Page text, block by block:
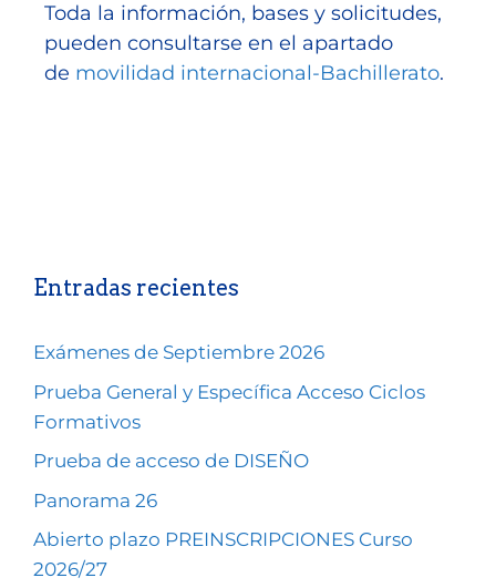
Toda la información, bases y solicitudes,
pueden consultarse en el apartado
de movilidad internacional-Bachillerato.
Entradas recientes
Exámenes de Septiembre 2026
Prueba General y Específica Acceso Ciclos
Formativos
Prueba de acceso de DISEÑO
Panorama 26
Abierto plazo PREINSCRIPCIONES Curso
2026/27